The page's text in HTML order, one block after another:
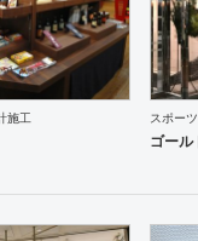
焼肉・中華料理・韓国料理
施工 スポー
ゴー